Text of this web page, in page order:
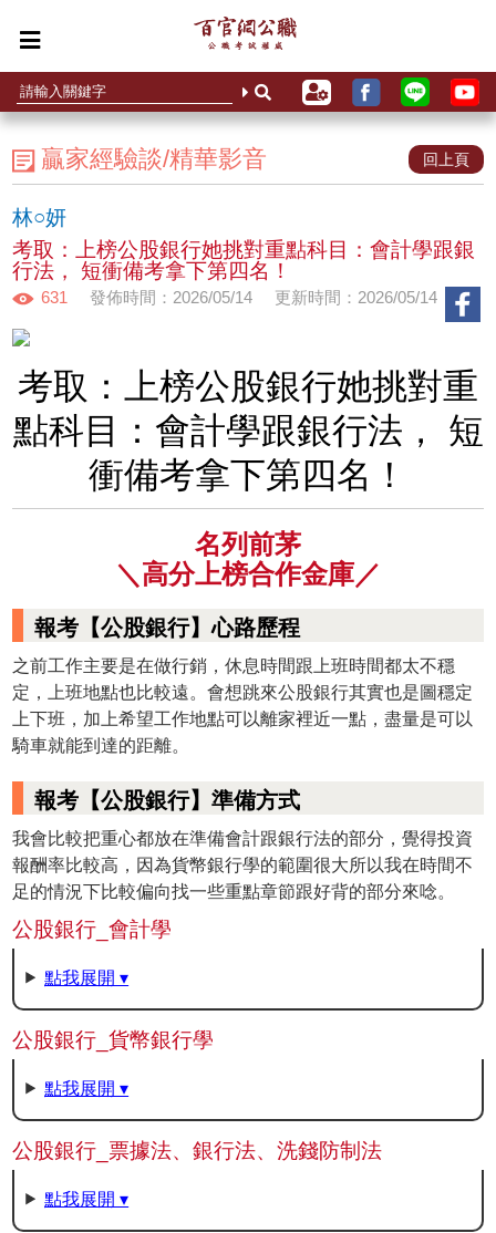
贏家經驗談/精華影音 回上頁
林○妍
考取：上榜公股銀行她挑對重點科目：會計學跟銀
行法， 短衝備考拿下第四名！
631 發佈時間：2026/05/14 更新時間：2026/05/14
考取：上榜公股銀行她挑對重
點科目：會計學跟銀行法， 短
衝備考拿下第四名！
名列前茅
＼高分上榜合作金庫／
報考【公股銀行】心路歷程
之前工作主要是在做行銷，休息時間跟上班時間都太不穩
定，上班地點也比較遠。會想跳來公股銀行其實也是圖穩定
上下班，加上希望工作地點可以離家裡近一點，盡量是可以
騎車就能到達的距離。
報考【公股銀行】準備方式
我會比較把重心都放在準備會計跟銀行法的部分，覺得投資
報酬率比較高，因為貨幣銀行學的範圍很大所以我在時間不
足的情況下比較偏向找一些重點章節跟好背的部分來唸。
公股銀行_會計學
點我展開 ▾
公股銀行_貨幣銀行學
點我展開 ▾
公股銀行_票據法、銀行法、洗錢防制法
點我展開 ▾